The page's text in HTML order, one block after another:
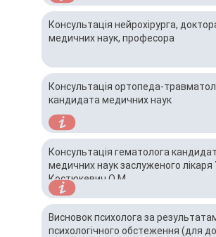
Консультація нейрохірурга,
медичних наук, професора
Консультація ортопеда-
кандидата медичних наук
Консультація гематолога
медичних наук заслуженого лікаря
Костюкевич О,М,
Висновок психолога за
психологічного обстеження (для